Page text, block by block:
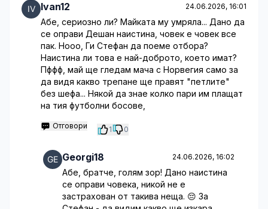
Ivan12 24.06.2026, 16:01
Абе, сериозно ли? Майката му умряла... Дано да
се оправи Дешан наистина, човек е човек все
пак. Нооо, Ги Стефан да поеме отбора?
Наистина ли това е най-доброто, което имат?
Пффф, май ще гледам мача с Норвегия само за
да видя какво трепане ще правят "петлите"
без шефа... Някой да знае колко пари им плащат
на тия футболни босове,
Отговори 1 0
Georgi18 24.06.2026, 16:02
Абе, братче, голям зор! Дано наистина
се оправи човека, никой не е
застрахован от такива неща. 😔 За